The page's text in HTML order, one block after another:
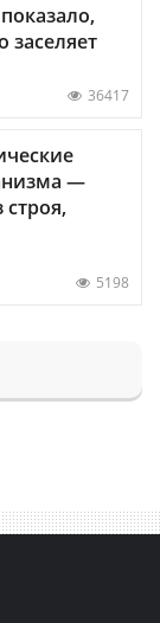
заселяет
36417
—
строя,
5198